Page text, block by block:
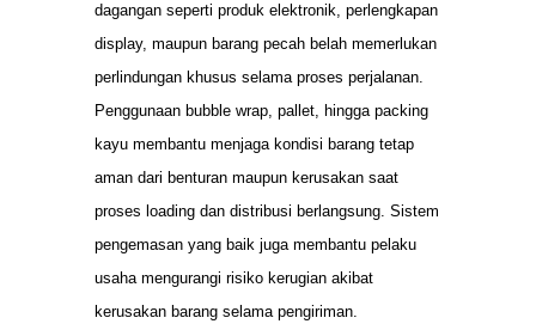
dagangan seperti produk elektronik, perlengkapan
display, maupun barang pecah belah memerlukan
perlindungan khusus selama proses perjalanan.
Penggunaan bubble wrap, pallet, hingga packing
kayu membantu menjaga kondisi barang tetap
aman dari benturan maupun kerusakan saat
proses loading dan distribusi berlangsung. Sistem
pengemasan yang baik juga membantu pelaku
usaha mengurangi risiko kerugian akibat
kerusakan barang selama pengiriman.